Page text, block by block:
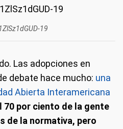
19
Las adopciones en
debate hace mucho: una
Abierta Interamericana
70 por ciento de la gente
de la normativa, pero